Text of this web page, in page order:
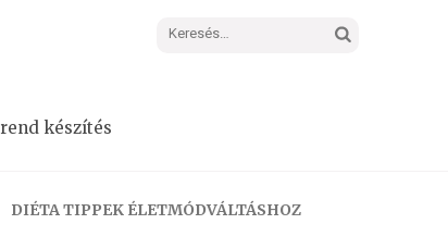
Keresés:
készítés
DIÉTA TIPPEK ÉLETMÓDVÁLTÁSHOZ